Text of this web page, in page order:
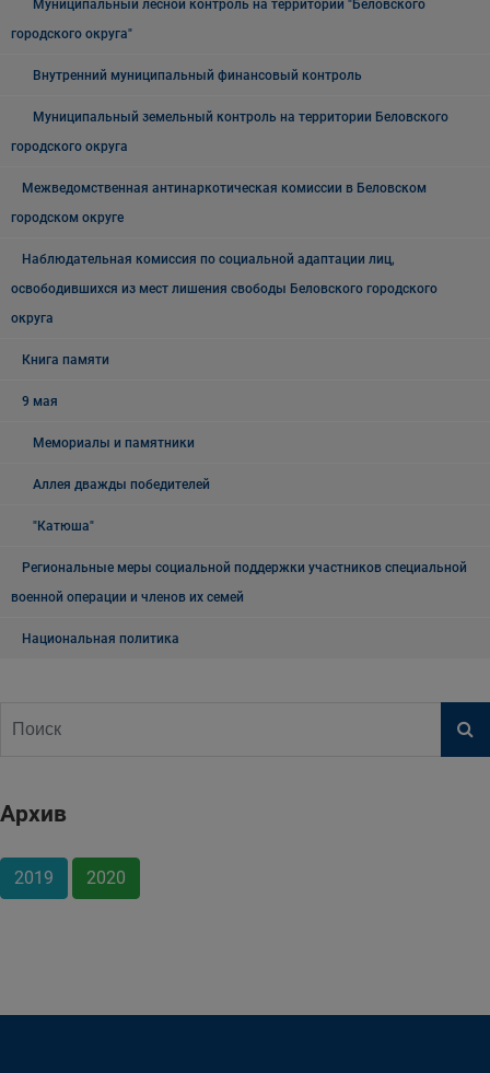
Муниципальный лесной контроль на территории "Беловского
городского округа"
Внутренний муниципальный финансовый контроль
Муниципальный земельный контроль на территории Беловского
городского округа
Межведомственная антинаркотическая комиссии в Беловском
городском округе
Наблюдательная комиссия по социальной адаптации лиц,
освободившихся из мест лишения свободы Беловского городского
округа
Книга памяти
9 мая
Мемориалы и памятники
Аллея дважды победителей
"Катюша"
Региональные меры социальной поддержки участников специальной
военной операции и членов их семей
Национальная политика
Архив
2019 2020